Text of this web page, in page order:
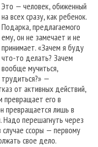
Это — человек, обиженный
на всех сразу, как ребенок.
Подарка, предлагаемого
ему, он не замечает и не
принимает. «Зачем я буду
что-то делать? Зачем
вообще мучиться,
трудиться?» —
от активных действий,
превращает его в
превращается лишь в
Надо перешагнуть через
ссоры — первому
свое дело.